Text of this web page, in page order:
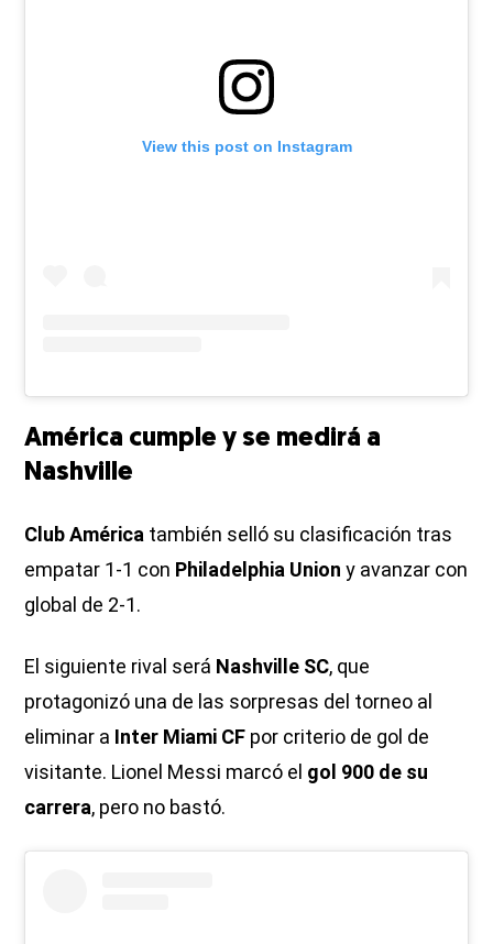
View this post on Instagram
América cumple y se medirá a
Nashville
Club América también selló su clasificación tras
empatar 1-1 con Philadelphia Union y avanzar con
global de 2-1.
El siguiente rival será Nashville SC, que
protagonizó una de las sorpresas del torneo al
eliminar a Inter Miami CF por criterio de gol de
visitante. Lionel Messi marcó el gol 900 de su
carrera, pero no bastó.